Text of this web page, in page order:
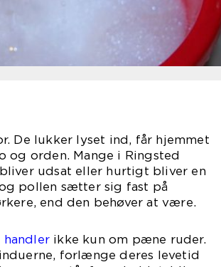
De lukker lyset ind, får hjemmet
og orden. Mange i Ringsted
udsat eller hurtigt bliver en
pollen sætter sig fast på
end den behøver at være.
handler ikke kun om pæne ruder.
forlænge deres levetid